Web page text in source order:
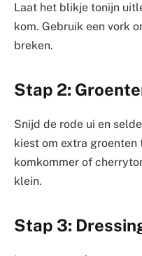
Laat het blikje tonijn
kom. Gebruik een vork
breken.
Stap 2:
Snijd de rode ui en
kiest om extra groenten
komkommer of
klein.
Stap 3: